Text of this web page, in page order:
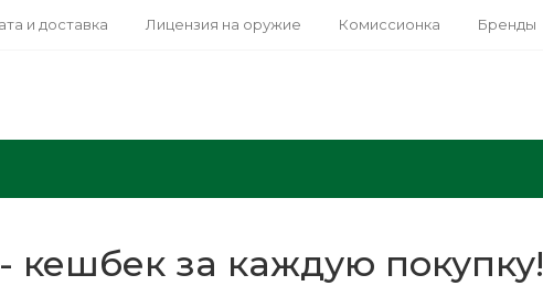
и доставка Лицензия на оружие Комиссионка Бренды
кешбек за каждую покупку!